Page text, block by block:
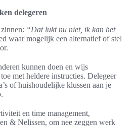
delegeren
“Dat lukt nu niet, ik kan het
waar mogelijk een alternatief of stel
kunnen doen en wijs
met heldere instructies. Delegeer
of huishoudelijke klussen aan je
en time management,
& Nelissen, om nee zeggen werk